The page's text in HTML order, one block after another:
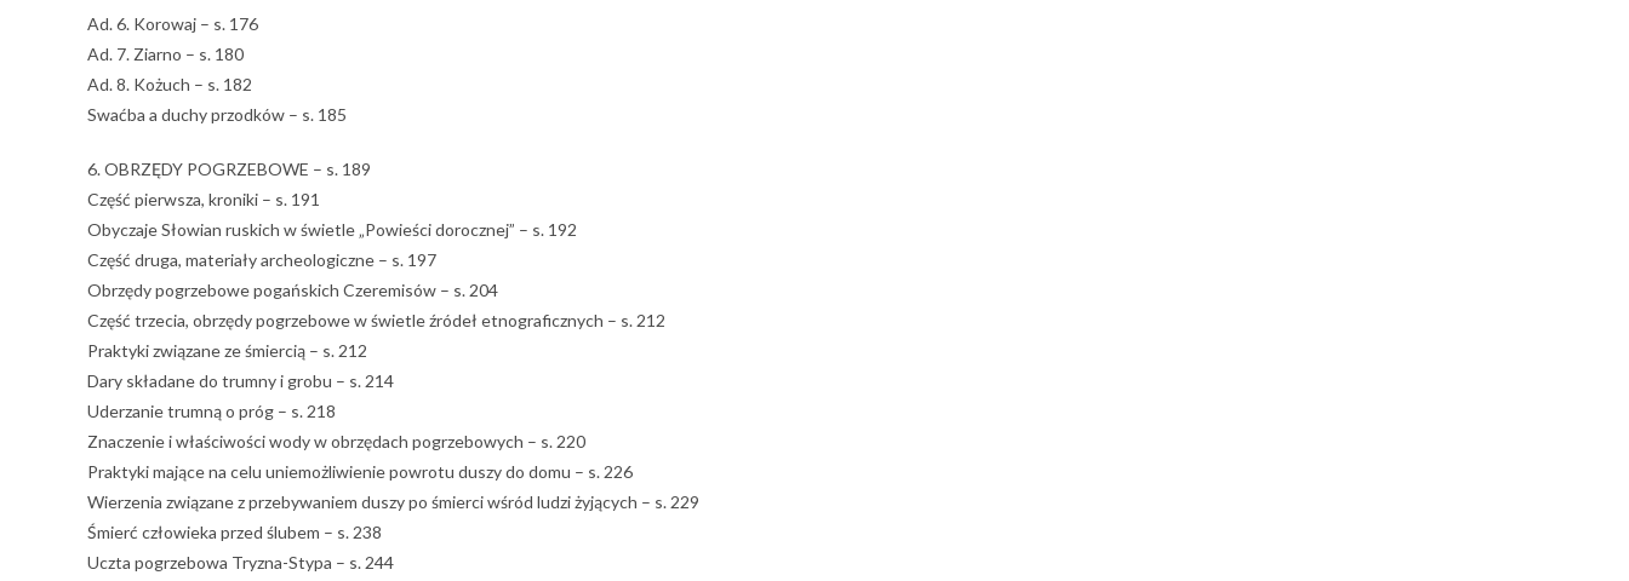
Ad. 6. Korowaj – s. 176
Ad. 7. Ziarno – s. 180
Ad. 8. Kożuch – s. 182
Swaćba a duchy przodków – s. 185
6. OBRZĘDY POGRZEBOWE – s. 189
Część pierwsza, kroniki – s. 191
Obyczaje Słowian ruskich w świetle „Powieści dorocznej” – s. 192
Część druga, materiały archeologiczne – s. 197
Obrzędy pogrzebowe pogańskich Czeremisów – s. 204
Część trzecia, obrzędy pogrzebowe w świetle źródeł etnograficznych – s. 212
Praktyki związane ze śmiercią – s. 212
Dary składane do trumny i grobu – s. 214
Uderzanie trumną o próg – s. 218
Znaczenie i właściwości wody w obrzędach pogrzebowych – s. 220
Praktyki mające na celu uniemożliwienie powrotu duszy do domu – s. 226
Wierzenia związane z przebywaniem duszy po śmierci wśród ludzi żyjących – s. 229
Śmierć człowieka przed ślubem – s. 238
Uczta pogrzebowa Tryzna-Stypa – s. 244